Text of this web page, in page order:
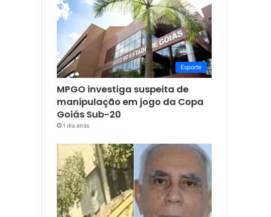
Esporte
MPGO investiga suspeita de
manipulação em jogo da Copa
Goiás Sub-20
1 dia atrás